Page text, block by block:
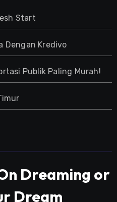
Start
Dengan Kredivo
Publik Paling Murah!
Dreaming or
Dream